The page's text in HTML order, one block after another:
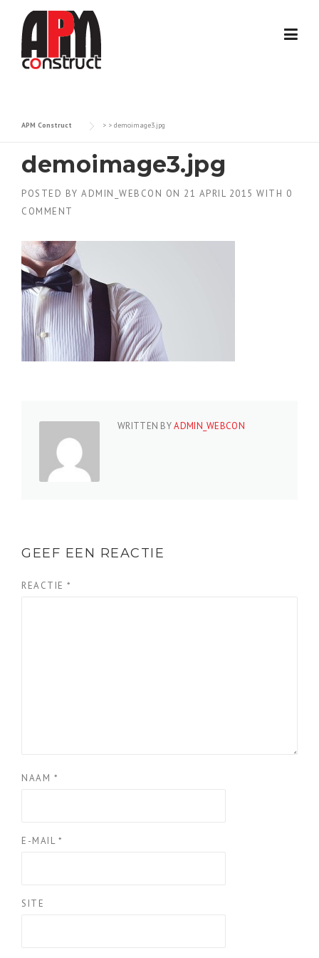
content
APM Construct > > demoimage3.jpg
demoimage3.jpg
POSTED BY ADMIN_WEBCON ON 21 APRIL 2015 WITH 0
COMMENT
WRITTEN BYADMIN_WEBCON
GEEF EEN REACTIE
REACTIE *
NAAM *
E-MAIL *
SITE